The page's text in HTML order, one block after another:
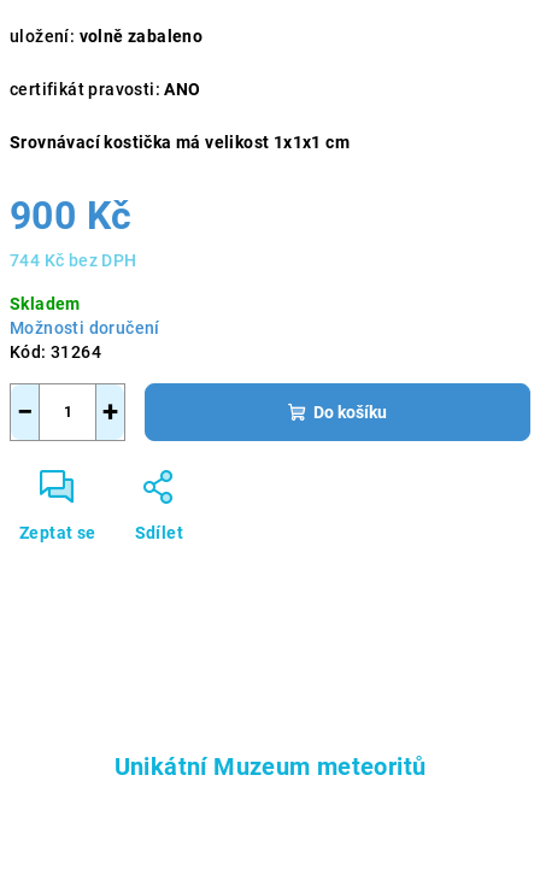
uložení: volně zabaleno
certifikát pravosti: ANO
Srovnávací kostička má velikost 1x1x1 cm
900 Kč
744 Kč bez DPH
cena:
Skladem
Možnosti doručení
Kód: 31264
+
− Do košíku
Zeptat se Sdílet
Unikátní Muzeum meteoritů